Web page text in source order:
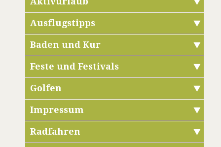
Ausflugstipps
Baden und Kur
Feste und Festivals
Golfen
Impressum
Radfahren